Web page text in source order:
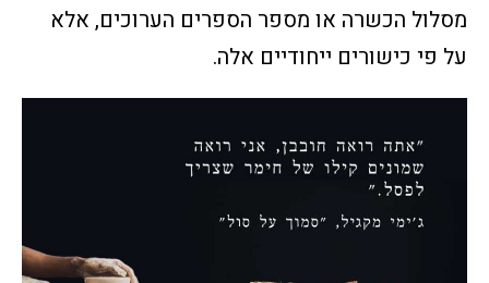
מסלול הכשרה או מספר הספרים הערוכים, אלא
על פי כישורים ייחודיים אלה.